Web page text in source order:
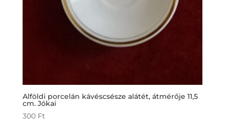
Alföldi porcelán kávéscsésze alátét, átmérője 11,5
cm. Jókai
300 Ft